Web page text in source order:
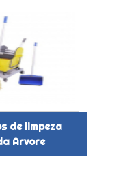
de limpeza
Arvore